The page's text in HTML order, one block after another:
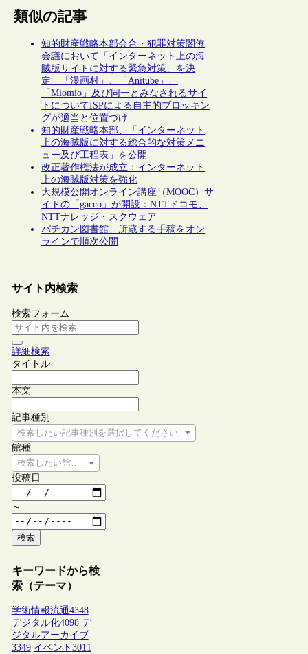
類似の記事
知的財産戦略本部会合・犯罪対策閣僚
会議において「インターネット上の海
賊版サイトに対する緊急対策」を決
定 「漫画村」、「Anitube」、
「Miomio」及び同一とみなされるサイ
トについてISPによる自主的ブロッキン
グが適当と位置づけ
知的財産戦略本部、「インターネット
上の海賊版に対する総合的な対策メニ
ュー及び工程表」を公開
改正著作権法が成立：インターネット
上の海賊版対策を強化
大規模公開オンライン講座（MOOC）サ
イトの「gacco」が開設：NTTドコモ、
NTTナレッジ・スクウェア
バチカン図書館、所蔵する手稿をオン
ラインで順次公開
サイト内検索
検索フォーム
詳細検索
タイトル
本文
記事種別
検索したい記事種別を選択してください
館種
検索したい館種を選択してください
投稿日
～
検索
キーワードから検
索（テーマ）
学術情報流通4348
デジタル化4098 デ
ジタルアーカイブ
3349 イベント 3011